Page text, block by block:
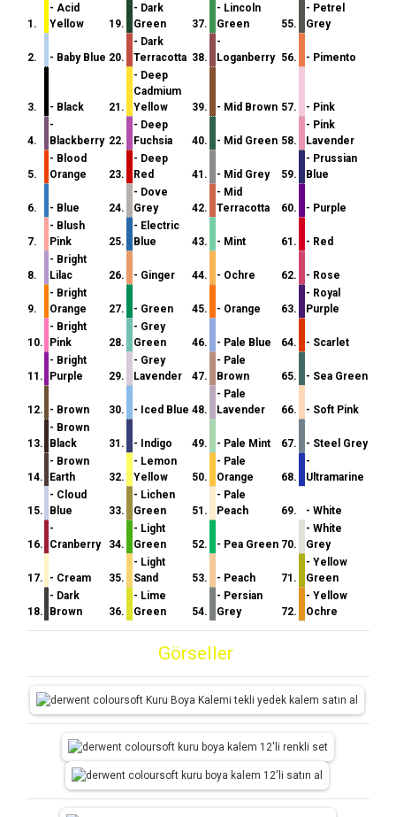
1.
- Acid
Yellow
19.
- Dark
Green
37.
- Lincoln
Green
55.
- Petrel
Grey
2. - Baby Blue 20.
- Dark
Terracotta 38.
-
Loganberry 56. - Pimento
3. - Black 21.
- Deep
Cadmium
Yellow
39. - Mid Brown 57. - Pink
4.
-
Blackberry 22.
- Deep
Fuchsia
40. - Mid Green 58.
- Pink
Lavender
5.
- Blood
Orange
23.
- Deep
Red
41. - Mid Grey 59.
- Prussian
Blue
6. - Blue 24.
- Dove
Grey
42.
- Mid
Terracotta
60. - Purple
7.
- Blush
Pink
25.
- Electric
Blue
43. - Mint 61. - Red
8.
- Bright
Lilac
26. - Ginger 44. - Ochre 62. - Rose
9.
- Bright
Orange
27. - Green 45. - Orange 63.
- Royal
Purple
10.
- Bright
Pink
28.
- Grey
Green
46. - Pale Blue 64. - Scarlet
11.
- Bright
Purple
29.
- Grey
Lavender
47.
- Pale
Brown
65. - Sea Green
12. - Brown 30. - Iced Blue 48.
- Pale
Lavender
66. - Soft Pink
13.
- Brown
Black
31. - Indigo 49. - Pale Mint 67. - Steel Grey
14.
- Brown
Earth
32.
- Lemon
Yellow
50.
- Pale
Orange
68.
-
Ultramarine
15.
- Cloud
Blue
33.
- Lichen
Green
51.
- Pale
Peach
69. - White
16.
-
Cranberry
34.
- Light
Green
52. - Pea Green 70.
- White
Grey
17. - Cream 35.
- Light
Sand
53. - Peach 71.
- Yellow
Green
18.
- Dark
Brown
36.
- Lime
Green
54.
- Persian
Grey
72.
- Yellow
Ochre
Görseller